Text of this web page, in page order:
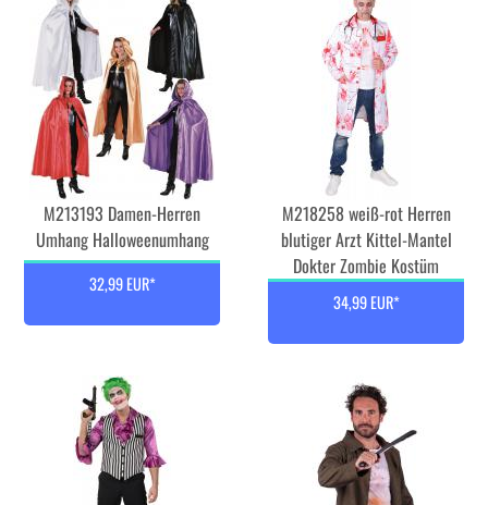
M213193 Damen-Herren
Umhang Halloweenumhang
32,99 EUR*
M218258 weiß-rot Herren
blutiger Arzt Kittel-Mantel
Dokter Zombie Kostüm
34,99 EUR*